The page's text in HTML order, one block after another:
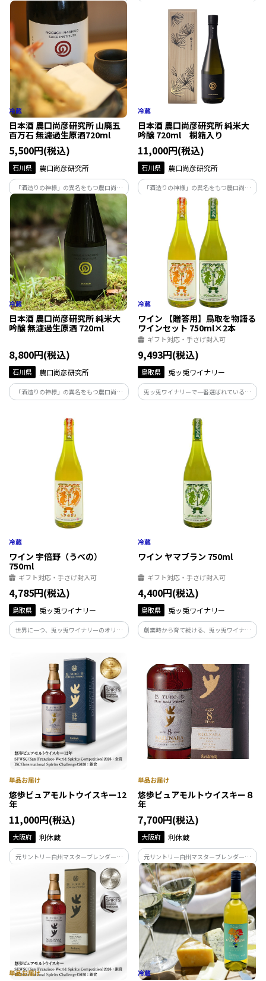
によって醸された酒は、人生を捧げ、磨き
上げた味。地下93ｍから湧き出る霊峰白
山の雪解け水で仕込む無濾過生原酒は絶
妙な吾味のバランスが整った味わいです。
上げた味。地下93ｍから湧き出る霊峰白
山の雪解け水で仕込む無濾過生原酒は絶
妙な吾味のバランスが整った味わいです。
日本酒 農口尚彦研究所 山廃五
百万石 無濾過生原酒720ml
5,500円(税込)
石川県 農口尚彦研究所
「酒造りの神様」の異名をもつ農口尚彦
によって醸された酒は、人生を捧げ、磨き
上げた味。地下93ｍから湧き出る霊峰白
山の雪解け水で仕込む無濾過生原酒は絶
妙な吾味のバランスが整った味わいです。
日本酒 農口尚彦研究所 純米大
吟醸 720ml 桐箱入り
11,000円(税込)
石川県 農口尚彦研究所
「酒造りの神様」の異名をもつ農口尚彦
によって醸された酒は、人生を捧げ、磨き
上げた味。地下93ｍから湧き出る霊峰白
山の雪解け水で仕込む無濾過生原酒は絶
妙な吾味のバランスが整った味わいです。
日本酒 農口尚彦研究所 純米大
吟醸 無濾過生原酒 720ml
8,800円(税込)
石川県 農口尚彦研究所
「酒造りの神様」の異名をもつ農口尚彦
によって醸された酒は、人生を捧げ、磨き
山の雪解け水で仕込む無濾過生原酒は絶
妙な吾味のバランスが整った味わいです。
ワイン 【贈答用】鳥取を物語る
ワインセット 750ml×2本
ギフト対応・手さげ封入可
9,493円(税込)
鳥取県 兎ッ兎ワイナリー
兎ッ兎ワイナリーで一番選ばれているワ
イン2本をセットにいたしました。
ワイン 宇倍野（うべの）
750ml
ギフト対応・手さげ封入可
4,785円(税込)
鳥取県 兎ッ兎ワイナリー
世界に一つ、兎ッ兎ワイナリーのオリジ
ナルぶどう品種「宇倍野（うべの）」で
う栽培を目指し、環境適応性、ワインと
しての美味しさをも併せ持つ、次世代を
担うワインです。
ワイン ヤマブラン 750ml
ギフト対応・手さげ封入可
4,400円(税込)
鳥取県 兎ッ兎ワイナリー
創業時から育て続ける、兎ッ兎ワイナリ
ーのクラシック「ヤマブラン」。 鳥取の
育て、その美味しさをそのままに映した
ワイン造りを貫いてきた、歴史の結晶で
す。
悠歩ピュアモルトウイスキー12
年
11,000円(税込)
大阪府 利休蔵
元サントリー白州マスターブレンダー冨
岡伸一氏が完全監修！OSAKAウイスキー
の最高峰！
悠歩ピュアモルトウイスキー８
年
7,700円(税込)
大阪府 利休蔵
元サントリー白州マスターブレンダー冨
岡伸一氏が完全監修！ハイボールにも好
適な軽快なモデル。